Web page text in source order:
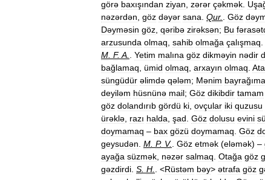
görə baxışından ziyan zərər çəkmək
nəzərdən göz dəyər sana Qur. Göz
Dəyməsin göz qəribə zirəksən; Bu
arzusunda olmaq sahib olmağa çalışmaq
M F. A Yetim malına göz dikməyin nədir
bağlamaq
ümid olmaq arxayın olmaq Ata
süngüdür əlimdə qələm; Mənim bayrağıma
deyiləm hüsnünə mail; Göz dikibdir tamam
göz dolandırıb gördü ki ovçular iki quzusu
ürəklə razı halda şad Göz dolusu evini
doymamaq – bax gözü doymamaq Göz
geysudən M P. V. Göz etmək (eləmək) –
ayağa süzmək nəzər salmaq Otağa göz
gəzdirdi S H . <Rüstəm bəy> ətrafa göz